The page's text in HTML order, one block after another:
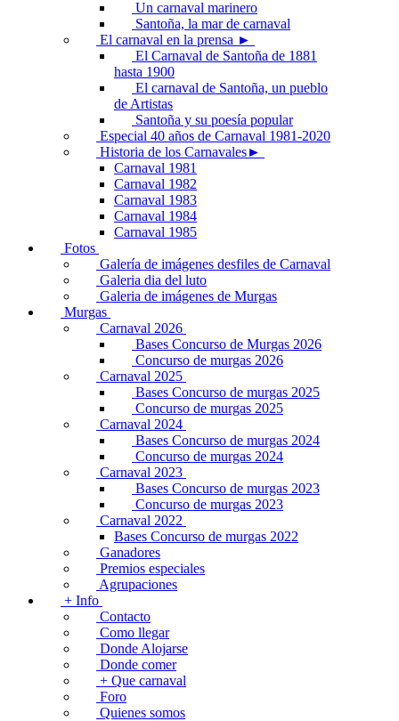
Un carnaval marinero
Santoña, la mar de carnaval
El carnaval en la prensa ►
El Carnaval de Santoña de 1881
hasta 1900
El carnaval de Santoña, un pueblo
de Artistas
Santoña y su poesía popular
Especial 40 años de Carnaval 1981-2020
Historia de los Carnavales►
Carnaval 1981
Carnaval 1982
Carnaval 1983
Carnaval 1984
Carnaval 1985
Fotos
Galería de imágenes desfiles de Carnaval
Galeria dia del luto
Galeria de imágenes de Murgas
Murgas
Carnaval 2026
Bases Concurso de Murgas 2026
Concurso de murgas 2026
Carnaval 2025
Bases Concurso de murgas 2025
Concurso de murgas 2025
Carnaval 2024
Bases Concurso de murgas 2024
Concurso de murgas 2024
Carnaval 2023
Bases Concurso de murgas 2023
Concurso de murgas 2023
Carnaval 2022
Bases Concurso de murgas 2022
Ganadores
Premios especiales
Agrupaciones
+ Info
Contacto
Como llegar
Donde Alojarse
Donde comer
+ Que carnaval
Foro
Quienes somos